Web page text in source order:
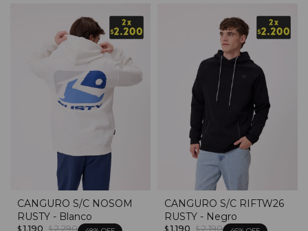
CANGURO S/C NOSOM
RUSTY - Blanco
1.190 2.290
CANGURO S/C RIFTW26
RUSTY - Negro
1.190 2.190